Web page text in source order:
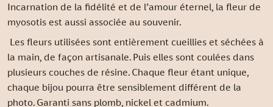
Incarnation de la fidélité et de l’amour éternel, la fleur de
myosotis est aussi associée au souvenir.
Les fleurs utilisées sont entièrement cueillies et séchées à
la main, de façon artisanale. Puis elles sont coulées dans
plusieurs couches de résine. Chaque fleur étant unique,
chaque bijou pourra être sensiblement différent de la
photo. Garanti sans plomb, nickel et cadmium.